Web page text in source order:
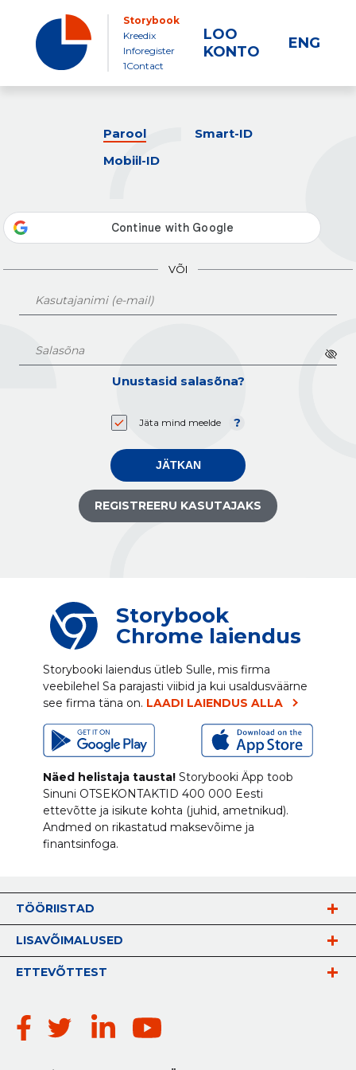
Storybook
Kreedix
Inforegister
1Contact
LOO
KONTO
ENG
Parool
Smart-ID
Mobiil-ID
VÕI
Unustasid salasõna?
Jäta mind meelde
JÄTKAN
REGISTREERU KASUTAJAKS
Storybook
Chrome laiendus
Storybooki laiendus ütleb Sulle, mis firma
veebilehel Sa parajasti viibid ja kui usaldusväärne
see firma täna on. LAADI LAIENDUS ALLA
Näed helistaja tausta! Storybooki Äpp toob
Sinuni OTSEKONTAKTID 400 000 Eesti
ettevõtte ja isikute kohta (juhid, ametnikud).
Andmed on rikastatud maksevõime ja
finantsinfoga.
TÖÖRIISTAD
LISAVÕIMALUSED
ETTEVÕTTEST